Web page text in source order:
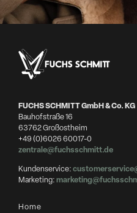
FUCHS SCHMITT GmbH & Co. KG
Bauhofstraße 16
63762 Großostheim
+49 (0)6026 60017-0
zentrale@fuchsschmitt.de
Kundenservice:
Marketing:
Home